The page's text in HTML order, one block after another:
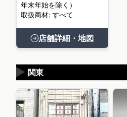
年末年始を除く）
取扱商材: すべて
店舗詳細・地図
関東
▶